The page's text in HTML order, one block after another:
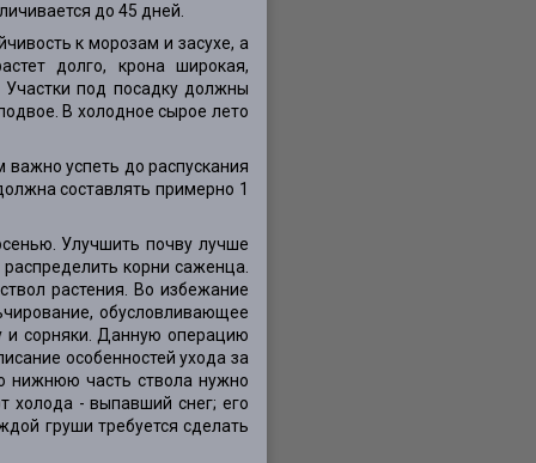
до 45 дней.
к морозам и засухе, а
долго, крона широкая,
под посадку должны
В холодное сырое лето
успеть до распускания
составлять примерно 1
Улучшить почву лучше
корни саженца.
растения. Во избежание
обусловливающее
и сорняки. Данную операцию
особенностей ухода за
нижнюю часть ствола нужно
холода - выпавший снег; его
груши требуется сделать